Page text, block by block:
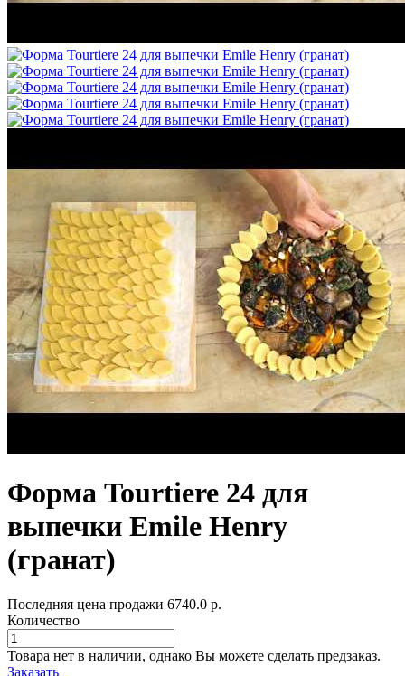
Форма Tourtiere 24 для
выпечки Emile Henry
(гранат)
Последняя цена продажи 6740.0 р.
Количество
Товара нет в наличии, однако Вы можете сделать предзаказ.
Заказать